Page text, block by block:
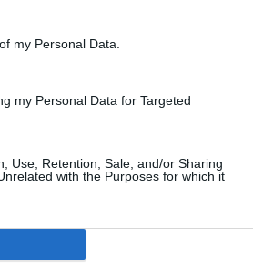
my Personal Data.
my Personal Data for Targeted
Use, Retention, Sale, and/or Sharing
with the Purposes for which it
è appena
secondo il
italiani è un individuo
metà utilizza in
le opportunità di
processo d’acquisto,
Questo, nel 2023, ha
del lusso quanto del